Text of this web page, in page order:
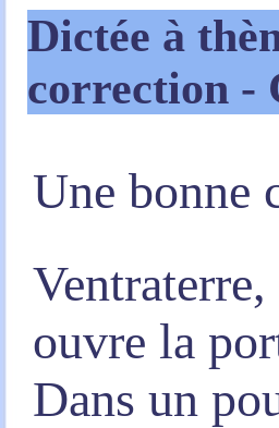
Dictée à
correction -
Une bonne
ouvre la
Dans un